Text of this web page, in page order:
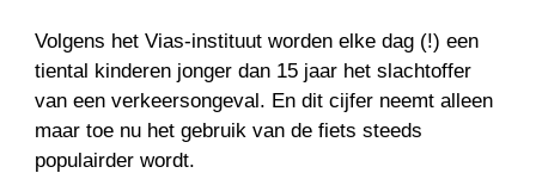
Volgens het Vias-instituut worden elke dag (!) een
tiental kinderen jonger dan 15 jaar het slachtoffer
van een verkeersongeval. En dit cijfer neemt alleen
maar toe nu het gebruik van de fiets steeds
populairder wordt.